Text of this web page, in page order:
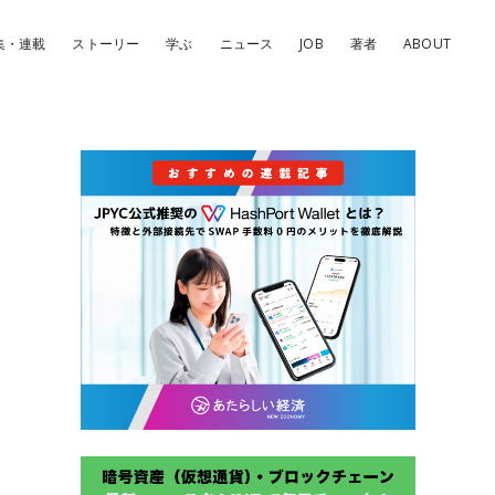
・連載 ストーリー 学ぶ ニュース JOB 著者 ABOUT